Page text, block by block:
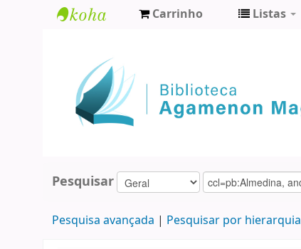
Agamenon
Magalhães
Carrinho Listas
Pesquisar
Pesquisa avançada Pesquisar por hierarquia